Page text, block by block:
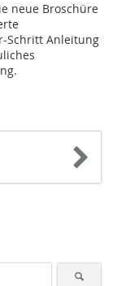
neue Broschüre
Schritt Anleitung